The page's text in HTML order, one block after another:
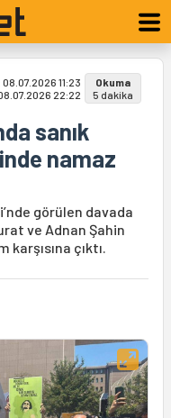
08.07.2026 11:23
22:22
Okuma
5 dakika
sanık
namaz
görülen davada
ve Adnan Şahin
çıktı.